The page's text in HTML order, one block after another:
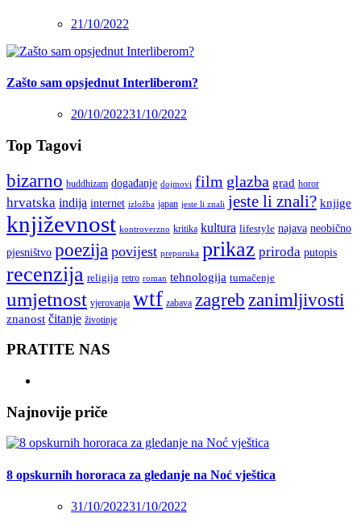
21/10/2022
Zašto sam opsjednut Interliberom?
20/10/202231/10/2022
Top Tagovi
bizarno buddhizam događanje dojmovi film glazba grad horor
hrvatska indija internet izložba japan jeste li znali jeste li znali? knjige
književnost kontroverzno kritika kultura lifestyle najava neobično
pjesništvo poezija povijest preporuka prikaz priroda putopis
recenzija religija retro roman tehnologija tumačenje
umjetnost vjerovanja wtf zabava zagreb zanimljivosti
znanost čitanje životinje
PRATITE NAS
Najnovije priče
8 opskurnih hororaca za gledanje na Noć vještica
31/10/202231/10/2022